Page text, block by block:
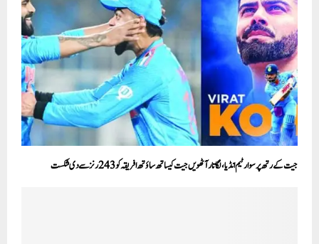
جیت کے رتھ پر سوار ٹیم انڈیا، لگاتار آٹھویں جیت کیساتھ ساؤتھ افریقہ کو 243رنز سے دی شکست